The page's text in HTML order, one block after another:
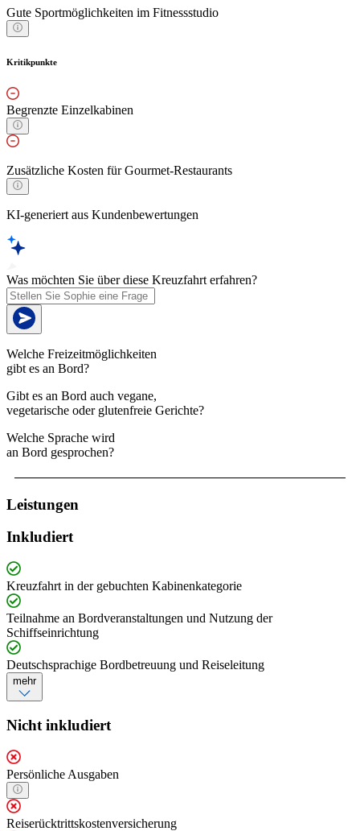
Gute Sportmöglichkeiten im Fitnessstudio
Kritikpunkte
Begrenzte Einzelkabinen
Zusätzliche Kosten für Gourmet-Restaurants
KI-generiert aus Kundenbewertungen
Was möchten Sie über diese Kreuzfahrt erfahren?
Welche Freizeitmöglichkeiten
gibt es an Bord?
Gibt es an Bord auch vegane,
vegetarische oder glutenfreie Gerichte?
Welche Sprache wird
an Bord gesprochen?
Leistungen
Inkludiert
Kreuzfahrt in der gebuchten Kabinenkategorie
Teilnahme an Bordveranstaltungen und Nutzung der
Schiffseinrichtung
Deutschsprachige Bordbetreuung und Reiseleitung
mehr
Nicht inkludiert
Persönliche Ausgaben
Reiserücktrittskostenversicherung